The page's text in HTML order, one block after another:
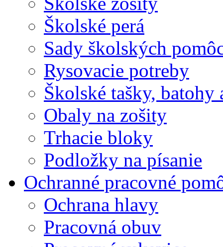
Školské perá
Sady školských
Rysovacie potreby
Školské tašky, batohy
Obaly na zošity
Trhacie bloky
Podložky na písanie
Ochranné pracovné
Ochrana hlavy
Pracovná obuv